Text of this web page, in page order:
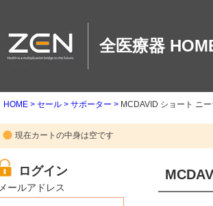
全医療器
HOME セール サポーター MCDAVID ショート ニ
現在カートの中身は空です
メールアドレス